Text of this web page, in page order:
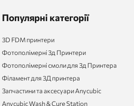
Популярні категорії
3D FDM принтери
Фотополімерні 3д Принтери
Фотополімерні смоли для 3д Принтера
Філамент для 3Д принтера
Запчастини та аксесуари Anycubic
Anycubic Wash & Cure Station